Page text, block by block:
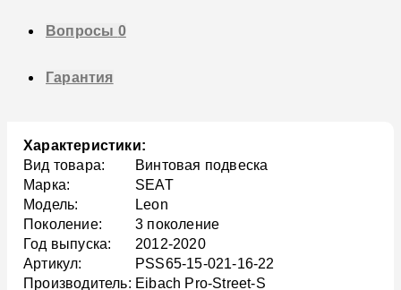
Вопросы 0
Гарантия
Характеристики:
Вид товара:
Винтовая подвеска
Марка:
SEAT
Модель:
Leon
Поколение:
3 поколение
Год выпуска:
2012-2020
Артикул:
PSS65-15-021-16-22
Производитель: Eibach Pro-Street-S